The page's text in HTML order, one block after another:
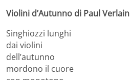
Violini d’Autunno di Paul Verlain
Singhiozzi lunghi
dai violini
dell’autunno
mordono il cuore